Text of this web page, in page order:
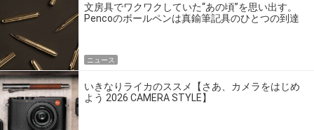
文房具でワクワクしていた“あの頃”を思い出す。
Pencoのボールペンは真鍮筆記具のひとつの到達
ニュース
いきなりライカのススメ【さあ、カメラをはじめ
よう 2026 CAMERA STYLE】